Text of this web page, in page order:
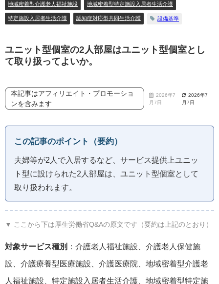
地域密着型介護老人福祉施設 地域密着型特定施設入居者生活介護
特定施設入居者生活介護 認知症対応型共同生活介護 設備基準
ユニット型個室の2人部屋はユニット型個室とし
て取り扱ってよいか。
本記事はアフィリエイト・プロモーショ
ンを含みます
2026年7
月7日
2026年7
月7日
この記事のポイント（要約）
夫婦等が2人で入居するなど、サービス提供上ユニッ
ト型に設けられた2人部屋は、ユニット型個室として
取り扱われます。
▼ ここから下は厚生労働省Q&Aの原文です（要約は上記のとおり）
対象サービス種別 ：介護老人福祉施設、介護老人保健施
設、介護療養型医療施設、介護医療院、地域密着型介護老
人福祉施設、特定施設入居者生活介護、地域密着型特定施